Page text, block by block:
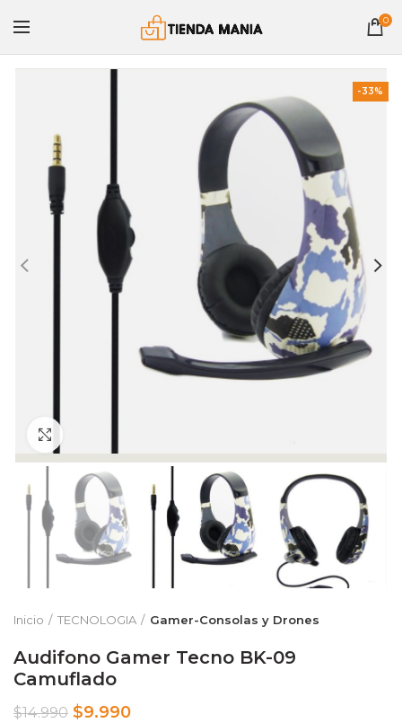
0
-33%
Inicio TECNOLOGIA Gamer-Consolas y Drones
Audifono Gamer Tecno BK-09
Camuflado
$14.990 $9.990